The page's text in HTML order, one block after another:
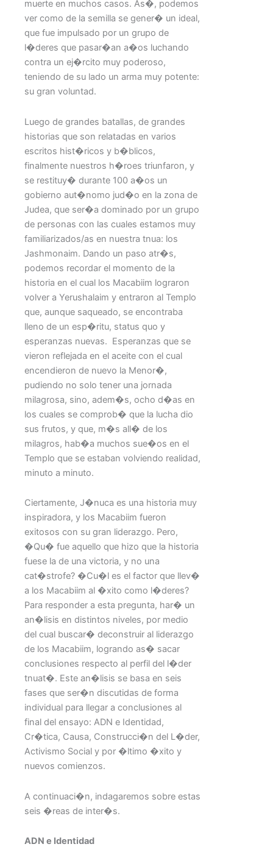
muerte en muchos casos. As�, podemos
ver como de la semilla se gener� un ideal,
que fue impulsado por un grupo de
l�deres que pasar�an a�os luchando
contra un ej�rcito muy poderoso,
teniendo de su lado un arma muy potente:
su gran voluntad.
Luego de grandes batallas, de grandes
historias que son relatadas en varios
escritos hist�ricos y b�blicos,
finalmente nuestros h�roes triunfaron, y
se restituy� durante 100 a�os un
gobierno aut�nomo jud�o en la zona de
Judea, que ser�a dominado por un grupo
de personas con las cuales estamos muy
familiarizados/as en nuestra tnua: los
Jashmonaim. Dando un paso atr�s,
podemos recordar el momento de la
historia en el cual los Macabiim lograron
volver a Yerushalaim y entraron al Templo
que, aunque saqueado, se encontraba
lleno de un esp�ritu, status quo y
esperanzas nuevas. Esperanzas que se
vieron reflejada en el aceite con el cual
encendieron de nuevo la Menor�,
pudiendo no solo tener una jornada
milagrosa, sino, adem�s, ocho d�as en
los cuales se comprob� que la lucha dio
sus frutos, y que, m�s all� de los
milagros, hab�a muchos sue�os en el
Templo que se estaban volviendo realidad,
minuto a minuto.
Ciertamente, J�nuca es una historia muy
inspiradora, y los Macabiim fueron
exitosos con su gran liderazgo. Pero,
�Qu� fue aquello que hizo que la historia
fuese la de una victoria, y no una
cat�strofe? �Cu�l es el factor que llev�
a los Macabiim al �xito como l�deres?
Para responder a esta pregunta, har� un
an�lisis en distintos niveles, por medio
del cual buscar� deconstruir al liderazgo
de los Macabiim, logrando as� sacar
conclusiones respecto al perfil del l�der
tnuat�. Este an�lisis se basa en seis
fases que ser�n discutidas de forma
individual para llegar a conclusiones al
final del ensayo: ADN e Identidad,
Cr�tica, Causa, Construcci�n del L�der,
Activismo Social y por �ltimo �xito y
nuevos comienzos.
A continuaci�n, indagaremos sobre estas
seis �reas de inter�s.
ADN e Identidad